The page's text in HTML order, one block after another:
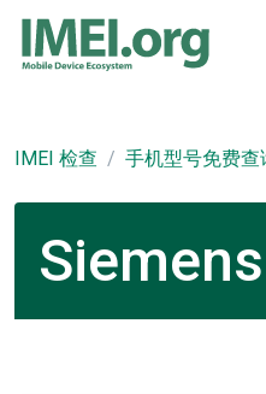
IMEI 检查 手机型号免费查